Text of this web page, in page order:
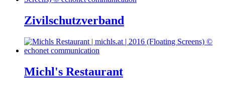
Zivilschutzverband
Michl's Restaurant